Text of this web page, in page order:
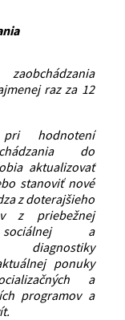
raz za 12
hodnotení
do
aktualizovať
stanoviť nové
z doterajšieho
z priebežnej
sociálnej a
diagnostiky
ponuky
a
programov a